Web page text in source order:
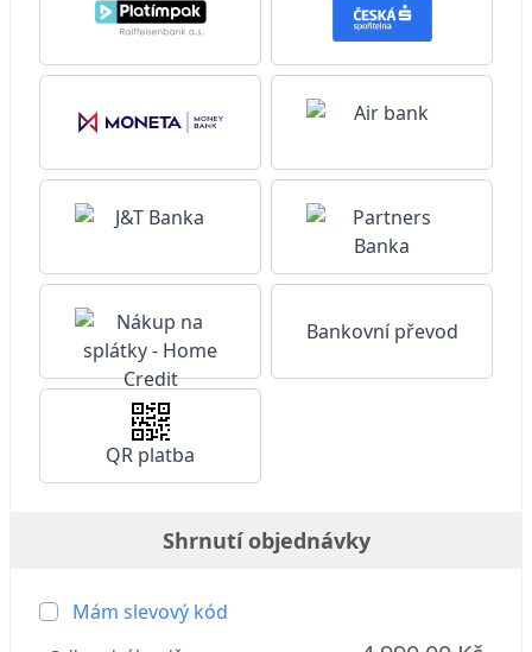
Bankovní převod
QR platba
Shrnutí objednávky
Mám slevový kód